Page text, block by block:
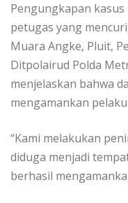
Pengungkapan
petugas yang
Muara Angke, Pluit,
Ditpolairud Polda
menjelaskan bahwa
mengamankan
“Kami melakukan
diduga menjadi
berhasil